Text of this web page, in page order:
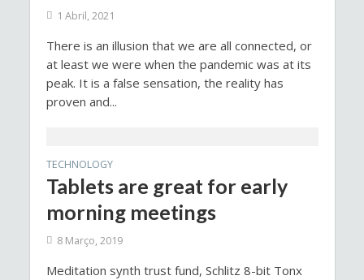
1 Abril, 2021
There is an illusion that we are all connected, or
at least we were when the pandemic was at its
peak. It is a false sensation, the reality has
proven and...
TECHNOLOGY
Tablets are great for early
morning meetings
8 Março, 2019
Meditation synth trust fund, Schlitz 8-bit Tonx